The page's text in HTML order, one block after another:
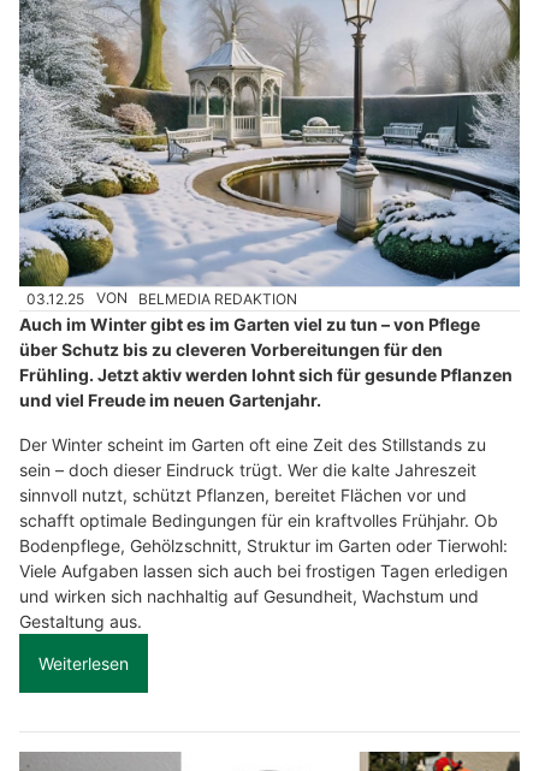
03.12.25 VON BELMEDIA REDAKTION
Auch im Winter gibt es im Garten viel zu tun – von Pflege
über Schutz bis zu cleveren Vorbereitungen für den
Frühling. Jetzt aktiv werden lohnt sich für gesunde Pflanzen
und viel Freude im neuen Gartenjahr.
Der Winter scheint im Garten oft eine Zeit des Stillstands zu
sein – doch dieser Eindruck trügt. Wer die kalte Jahreszeit
sinnvoll nutzt, schützt Pflanzen, bereitet Flächen vor und
schafft optimale Bedingungen für ein kraftvolles Frühjahr. Ob
Bodenpflege, Gehölzschnitt, Struktur im Garten oder Tierwohl:
Viele Aufgaben lassen sich auch bei frostigen Tagen erledigen
und wirken sich nachhaltig auf Gesundheit, Wachstum und
Gestaltung aus.
Weiterlesen